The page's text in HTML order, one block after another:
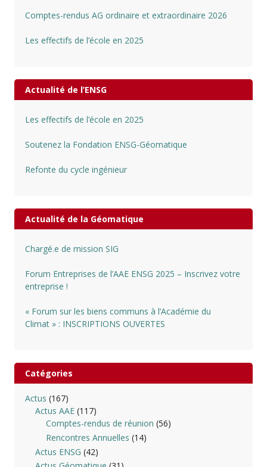
Comptes-rendus AG ordinaire et extraordinaire 2026
Les effectifs de l’école en 2025
Actualité de l’ENSG
Les effectifs de l’école en 2025
Soutenez la Fondation ENSG-Géomatique
Refonte du cycle ingénieur
Actualité de la Géomatique
Chargé.e de mission SIG
Forum Entreprises de l’AAE ENSG 2025 – Inscrivez votre
entreprise !
« Forum sur les biens communs à l’Académie du
Climat » : INSCRIPTIONS OUVERTES
Catégories
Actus (167)
Actus AAE (117)
Comptes-rendus de réunion (56)
Rencontres Annuelles (14)
Actus ENSG (42)